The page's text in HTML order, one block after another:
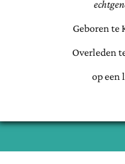
Geboren te
Overleden
op een